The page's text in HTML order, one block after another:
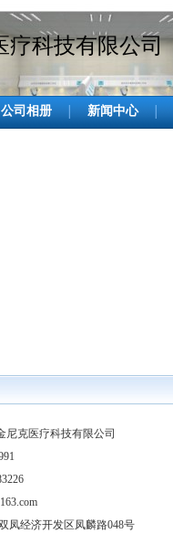
疗科技有限公司
公司相册 新闻中心
克医疗科技有限公司
经济开发区凤麟路048号